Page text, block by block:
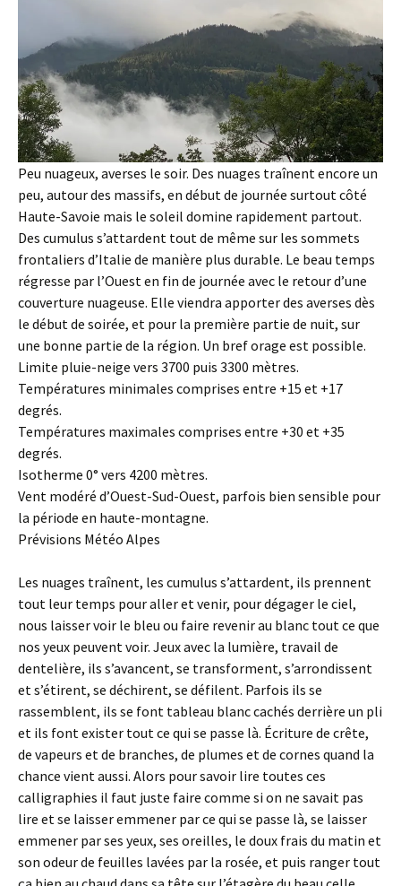
Peu nuageux, averses le soir. Des nuages traînent encore un
peu, autour des massifs, en début de journée surtout côté
Haute-Savoie mais le soleil domine rapidement partout.
Des cumulus s’attardent tout de même sur les sommets
frontaliers d’Italie de manière plus durable. Le beau temps
régresse par l’Ouest en fin de journée avec le retour d’une
couverture nuageuse. Elle viendra apporter des averses dès
le début de soirée, et pour la première partie de nuit, sur
une bonne partie de la région. Un bref orage est possible.
Limite pluie-neige vers 3700 puis 3300 mètres.
Températures minimales comprises entre +15 et +17
degrés.
Températures maximales comprises entre +30 et +35
degrés.
Isotherme 0° vers 4200 mètres.
Vent modéré d’Ouest-Sud-Ouest, parfois bien sensible pour
la période en haute-montagne.
Prévisions Météo Alpes
Les nuages traînent, les cumulus s’attardent, ils prennent
tout leur temps pour aller et venir, pour dégager le ciel,
nous laisser voir le bleu ou faire revenir au blanc tout ce que
nos yeux peuvent voir. Jeux avec la lumière, travail de
dentelière, ils s’avancent, se transforment, s’arrondissent
et s’étirent, se déchirent, se défilent. Parfois ils se
rassemblent, ils se font tableau blanc cachés derrière un pli
et ils font exister tout ce qui se passe là. Écriture de crête,
de vapeurs et de branches, de plumes et de cornes quand la
chance vient aussi. Alors pour savoir lire toutes ces
calligraphies il faut juste faire comme si on ne savait pas
lire et se laisser emmener par ce qui se passe là, se laisser
emmener par ses yeux, ses oreilles, le doux frais du matin et
son odeur de feuilles lavées par la rosée, et puis ranger tout